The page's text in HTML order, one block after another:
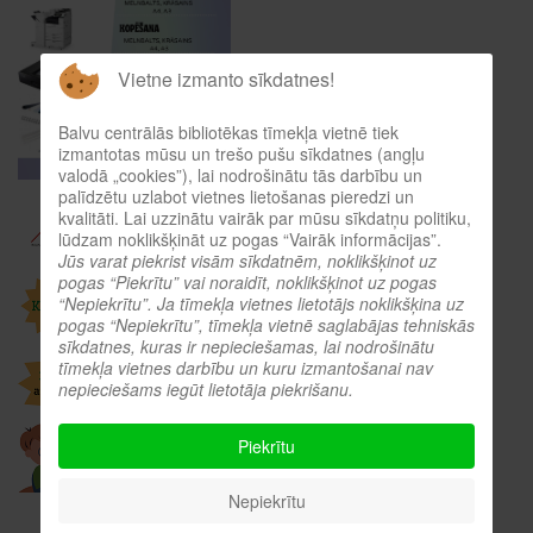
Vietne izmanto sīkdatnes!
Balvu centrālās bibliotēkas tīmekļa vietnē tiek
izmantotas mūsu un trešo pušu sīkdatnes (angļu
valodā „cookies”), lai nodrošinātu tās darbību un
palīdzētu uzlabot vietnes lietošanas pieredzi un
kvalitāti. Lai uzzinātu vairāk par mūsu sīkdatņu politiku,
lūdzam noklikšķināt uz pogas “Vairāk informācijas”.
Jūs varat piekrist visām sīkdatnēm, noklikšķinot uz
pogas “Piekrītu” vai noraidīt, noklikšķinot uz pogas
“Nepiekrītu”. Ja tīmekļa vietnes lietotājs noklikšķina uz
pogas “Nepiekrītu”, tīmekļa vietnē saglabājas tehniskās
sīkdatnes, kuras ir nepieciešamas, lai nodrošinātu
tīmekļa vietnes darbību un kuru izmantošanai nav
nepieciešams iegūt lietotāja piekrišanu.
Piekrītu
Nepiekrītu